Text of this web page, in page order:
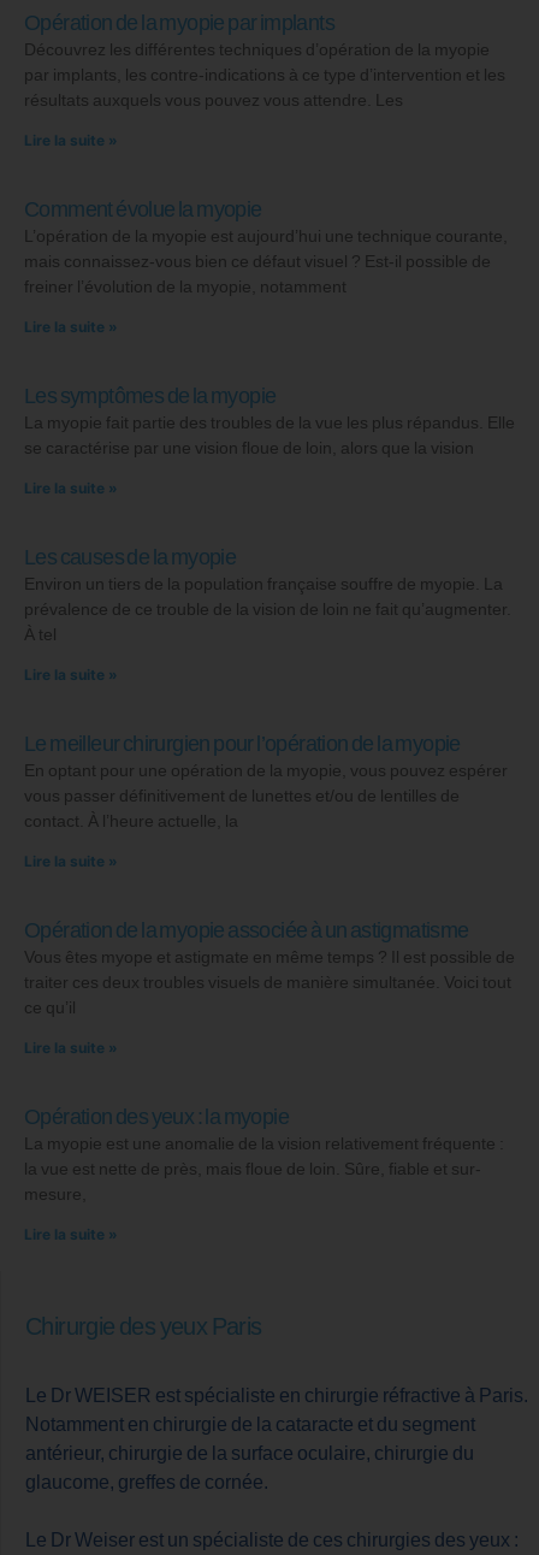
Opération de la myopie par implants
Découvrez les différentes techniques d’opération de la myopie
par implants, les contre-indications à ce type d’intervention et les
résultats auxquels vous pouvez vous attendre. Les
Lire la suite »
Comment évolue la myopie
L’opération de la myopie est aujourd’hui une technique courante,
mais connaissez-vous bien ce défaut visuel ? Est-il possible de
freiner l’évolution de la myopie, notamment
Lire la suite »
Les symptômes de la myopie
La myopie fait partie des troubles de la vue les plus répandus. Elle
se caractérise par une vision floue de loin, alors que la vision
Lire la suite »
Les causes de la myopie
Environ un tiers de la population française souffre de myopie. La
prévalence de ce trouble de la vision de loin ne fait qu’augmenter.
À tel
Lire la suite »
Le meilleur chirurgien pour l’opération de la myopie
En optant pour une opération de la myopie, vous pouvez espérer
vous passer définitivement de lunettes et/ou de lentilles de
contact. À l’heure actuelle, la
Lire la suite »
Opération de la myopie associée à un astigmatisme
Vous êtes myope et astigmate en même temps ? Il est possible de
traiter ces deux troubles visuels de manière simultanée. Voici tout
ce qu’il
Lire la suite »
Opération des yeux : la myopie
La myopie est une anomalie de la vision relativement fréquente :
la vue est nette de près, mais floue de loin. Sûre, fiable et sur-
mesure,
Lire la suite »
Chirurgie des yeux Paris
Le Dr WEISER est spécialiste en chirurgie réfractive à Paris.
Notamment en chirurgie de la cataracte et du segment
antérieur, chirurgie de la surface oculaire, chirurgie du
glaucome, greffes de cornée.
Le Dr Weiser est un spécialiste de ces chirurgies des yeux :